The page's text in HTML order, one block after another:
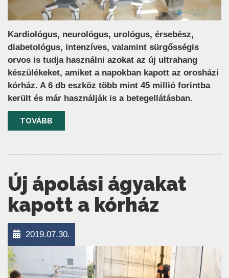
Kardiológus, neurológus, urológus, érsebész,
diabetológus, intenzíves, valamint sürgősségis
orvos is tudja használni azokat az új ultrahang
készülékeket, amiket a napokban kapott az orosházi
kórház. A 6 db eszköz több mint 45 millió forintba
került és már használják is a betegellátásban.
TOVÁBB
Új ápolási ágyakat
kapott a kórház
2019.07.30.